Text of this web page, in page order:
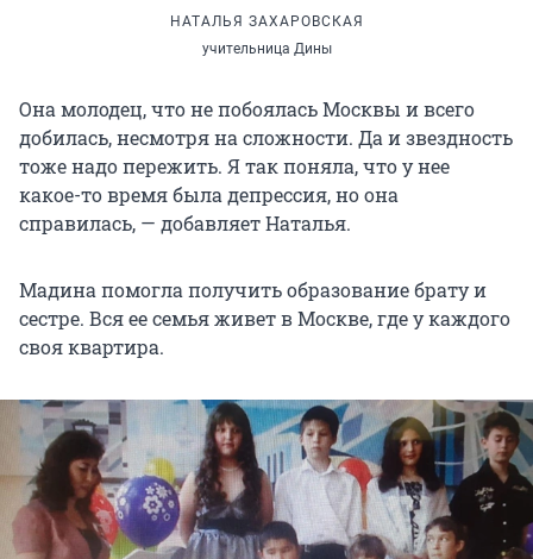
НАТАЛЬЯ ЗАХАРОВСКАЯ
учительница Дины
Она молодец, что не побоялась Москвы и всего
добилась, несмотря на сложности. Да и звездность
тоже надо пережить. Я так поняла, что у нее
какое-то время была депрессия, но она
справилась, — добавляет Наталья.
Мадина помогла получить образование брату и
сестре. Вся ее семья живет в Москве, где у каждого
своя квартира.